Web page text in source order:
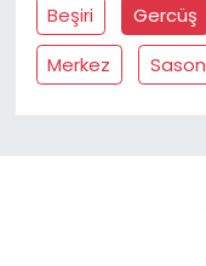
Beşiri Gercüş
Merkez
Sason